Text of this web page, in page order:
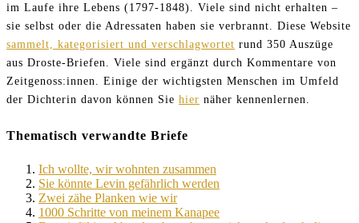
im Laufe ihre Lebens (1797-1848). Viele sind nicht erhalten –
sie selbst oder die Adressaten haben sie verbrannt. Diese Website
sammelt, kategorisiert und verschlagwortet rund 350 Auszüge
aus Droste-Briefen. Viele sind ergänzt durch Kommentare von
Zeitgenoss:innen. Einige der wichtigsten Menschen im Umfeld
der Dichterin davon können Sie hier näher kennenlernen.
Thematisch verwandte Briefe
Ich wollte, wir wohnten zusammen
Sie könnte Levin gefährlich werden
Zwei zähe Planken wie wir
1000 Schritte von meinem Kanapee